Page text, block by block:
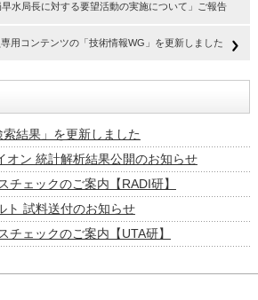
早水局長に対する要望活動の実施について」ご報告
用コンテンツの「技術情報WG」を更新しました
結果」を更新しました
オン 統計解析結果公開のお知らせ
チェックのご案内【RADI研】
ト 試料送付のお知らせ
チェックのご案内【UTA研】